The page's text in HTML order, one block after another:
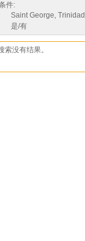
件:
Saint George,
是/有
索没有结果。